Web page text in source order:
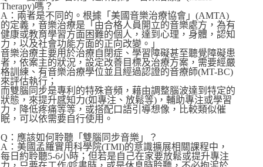
Therapy)嗎？
A：兩者是不同的。根據「美國音樂治療協會」(AMTA)
的定義，音樂治療是「由合格人員開立的音樂處方，為有
健康或教育學習方面困難的個人，達到心理，身體，認知
力，以及社會功能方面的正向改變。」
音樂治療主要用於治療自閉症、學習障礙甚至聽覺障礙患
者，依案主的狀況，設定改善目標及治療方案，需要經嚴
格訓練、有音樂治療學位並且經過認證的音療師(MT-BC)
來評估執行；
而雙腦同步是專利的特殊音頻，藉由調整腦波達到特定的
狀態，來提升感知力(如專注、放鬆等)，輔助專注或學習
力，降低疼痛等等，或搭配口語引導想像，比較類似催
眠，可以依需要自行使用。
Q：應該如何聆聽「雙腦同步音樂」？
A：美國孟羅實用科學院(TMI)的意識擴展相關課程中，
每日約聆聽5-6小時；但若是自己在家要放鬆或提升專注